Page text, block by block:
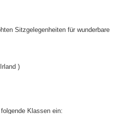
Sitzgelegenheiten für wunderbare
)
Klassen ein: